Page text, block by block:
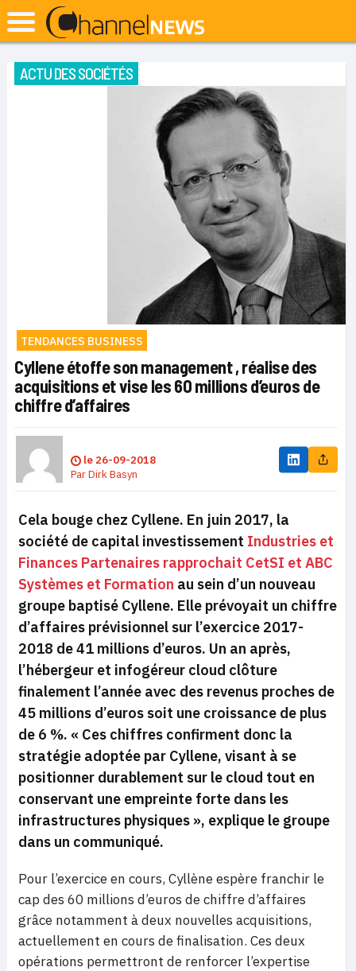
ACTU DES SOCIÉTÉS
TENDANCES BUSINESS
Cyllene étoffe son management , réalise des
acquisitions et vise les 60 millions d’euros de
chiffre d’affaires
le 26-09-2018
ParDirk Basyn
Cela bouge chez Cyllene. En juin 2017, la
société de capital investissement Industries et
Finances Partenaires rapprochait CetSI et ABC
Systèmes et Formation au sein d’un nouveau
groupe baptisé Cyllene. Elle prévoyait un chiffre
d’affaires prévisionnel sur l’exercice 2017-
2018 de 41 millions d’euros. Un an après,
l’hébergeur et infogéreur cloud clôture
finalement l’année avec des revenus proches de
45 millions d’euros soit une croissance de plus
de 6 %. « Ces chiffres confirment donc la
stratégie adoptée par Cyllene, visant à se
positionner durablement sur le cloud tout en
conservant une empreinte forte dans les
infrastructures physiques », explique le groupe
dans un communiqué.
Pour l’exercice en cours, Cyllène espère franchir le
cap des 60 millions d’euros de chiffre d’affaires
grâce notamment à deux nouvelles acquisitions,
actuellement en cours de finalisation. Ces deux
opérations permettront de renforcer l’expertise